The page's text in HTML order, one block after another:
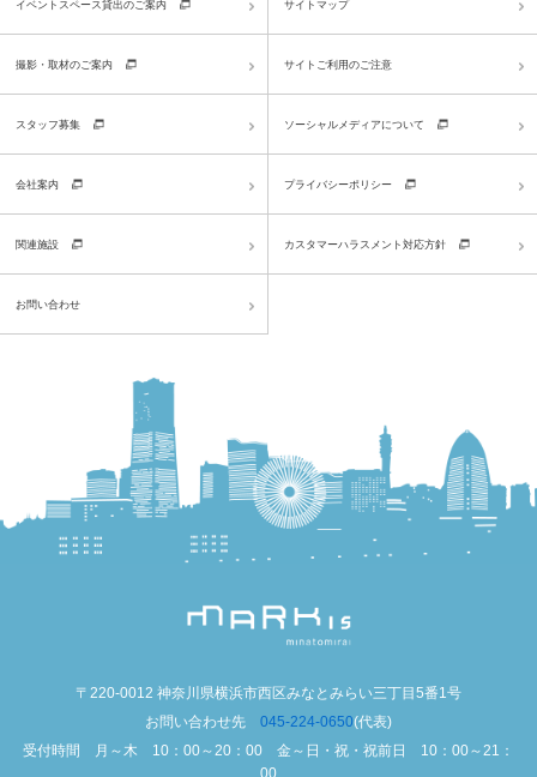
イベントスペース貸出のご案内
撮影・取材のご案内
スタッフ募集
会社案内
関連施設
お問い合わせ
サイトマップ
サイトご利用のご注意
ソーシャルメディアについて
プライバシーポリシー
カスタマーハラスメント対応方針
〒220-0012 神奈川県横浜市西区みなとみらい三丁目5番1号
お問い合わせ先 045-224-0650(代表)
受付時間 月～木 10：00～20：00 金～日・祝・祝前日 10：00～21：
00